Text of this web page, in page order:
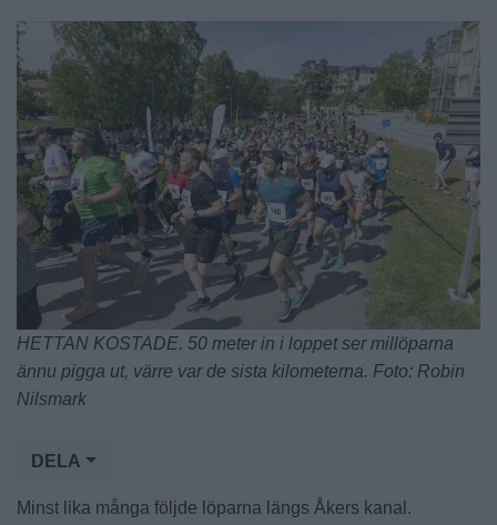
HETTAN KOSTADE. 50 meter in i loppet ser millöparna
ännu pigga ut, värre var de sista kilometerna. Foto: Robin
Nilsmark
DELA
Minst lika många följde löparna längs Åkers kanal.